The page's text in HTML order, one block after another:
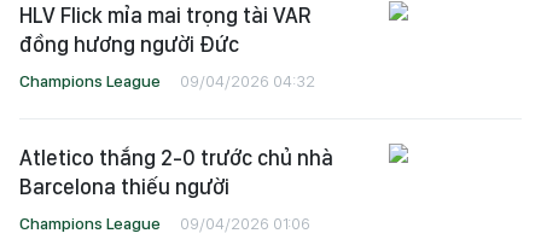
HLV Flick mỉa mai trọng tài VAR
đồng hương người Đức
Champions League 09/04/2026 04:32
Atletico thắng 2-0 trước chủ nhà
Barcelona thiếu người
Champions League 09/04/2026 01:06